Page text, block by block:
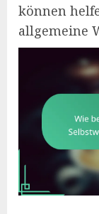
können
allgemeine